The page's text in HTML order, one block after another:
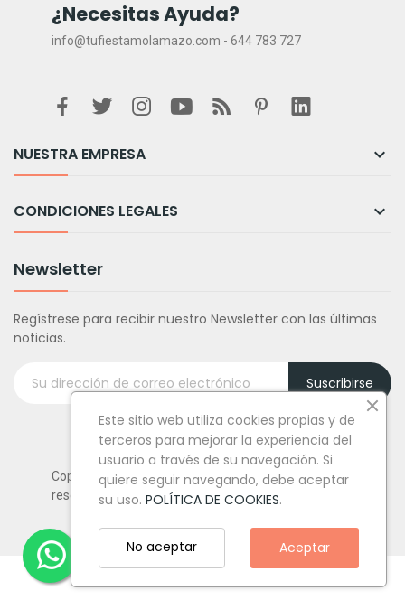
¿Necesitas Ayuda?
info@tufiestamolamazo.com - 644 783 727
NUESTRA EMPRESA 
CONDICIONES LEGALES 
Newsletter
Regístrese para recibir nuestro Newsletter con las últimas
noticias.
Suscribirse
Copyright © Tufiestamolamazo.com - Todos los derechos
reservados.
Este sitio web utiliza cookies propias y de
terceros para mejorar la experiencia del
usuario a través de su navegación. Si
quiere seguir navegando, debe aceptar
su uso. POLÍTICA DE COOKIES.
Aceptar
No aceptar